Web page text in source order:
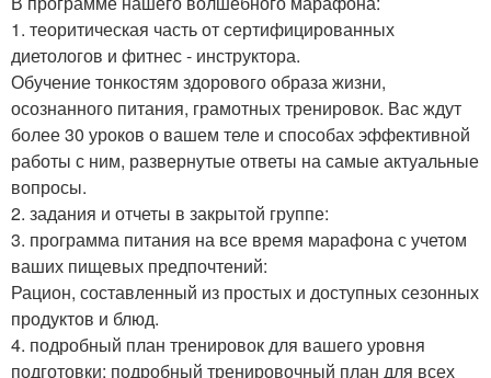
1. теоритическая часть от сертифицированных
диетологов и фитнес - инструктора.
Обучение тонкостям здорового образа жизни,
осознанного питания, грамотных тренировок. Вас ждут
более 30 уроков о вашем теле и способах эффективной
работы с ним, развернутые ответы на самые актуальные
вопросы.
2. задания и отчеты в закрытой группе:
3. программа питания на все время марафона с учетом
ваших пищевых предпочтений:
Рацион, составленный из простых и доступных сезонных
продуктов и блюд.
4. подробный план тренировок для вашего уровня
подготовки: подробный тренировочный план для всех